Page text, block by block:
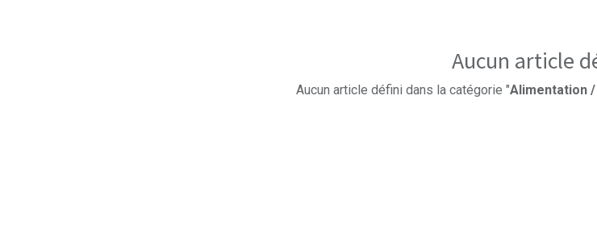
Aucun article
Aucun article défini dans la catégorie "Alimentation